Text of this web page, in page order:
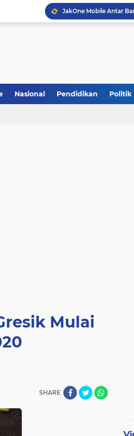
JakOne Mobile Antar
Calon Ketum PBNU,
Nasional Pendidikan Politik
Mulai
SHARE